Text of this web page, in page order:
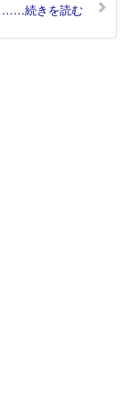
……続きを読む